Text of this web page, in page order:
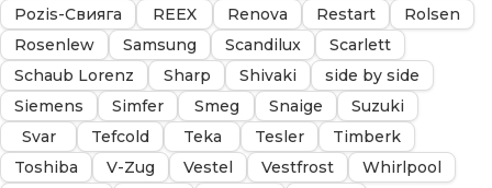
Pozis-Свияга
REEX Renova Restart
Rolsen
Rosenlew
Samsung Scandilux
Scarlett
Schaub Lorenz
Sharp Shivaki
side by side
Siemens
Simfer Smeg Snaige
Suzuki
Svar
Tefcold Teka Tesler
Timberk
Toshiba
V-Zug Vestel Vestfrost
Whirlpool